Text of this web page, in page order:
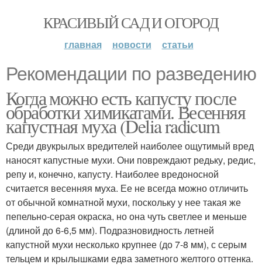
КРАСИВЫЙ САД И ОГОРОД
главная новости статьи
Рекомендации по разведению
Когда можно есть капусту после
обработки химикатами. Весенняя
капустная муха (Delia radicum
Среди двукрылых вредителей наиболее ощутимый вред
наносят капустные мухи. Они повреждают редьку, редис,
репу и, конечно, капусту. Наиболее вредоносной
считается весенняя муха. Ее не всегда можно отличить
от обычной комнатной мухи, поскольку у нее такая же
пепельно-серая окраска, но она чуть светлее и меньше
(длиной до 6-6,5 мм). Подразновидность летней
капустной мухи несколько крупнее (до 7-8 мм), с серым
тельцем и крылышками едва заметного желтого оттенка.